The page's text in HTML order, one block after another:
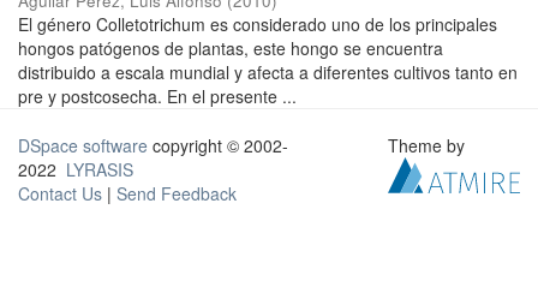
El género Colletotrichum es considerado uno de los principales
hongos patógenos de plantas, este hongo se encuentra
distribuido a escala mundial y afecta a diferentes cultivos tanto en
pre y postcosecha. En el presente ...
DSpace software copyright © 2002-
2022 LYRASIS
Contact Us | Send Feedback
Theme by